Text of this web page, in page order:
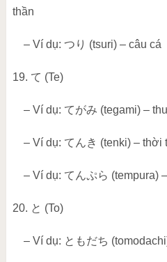
thần
– Ví dụ: つり (tsuri) – câu cá
19. て (Te)
– Ví dụ: てがみ (tegami) –
– Ví dụ: てんき (tenki) – thời
– Ví dụ: てんぷら (tempura)
20. と (To)
– Ví dụ: ともだち